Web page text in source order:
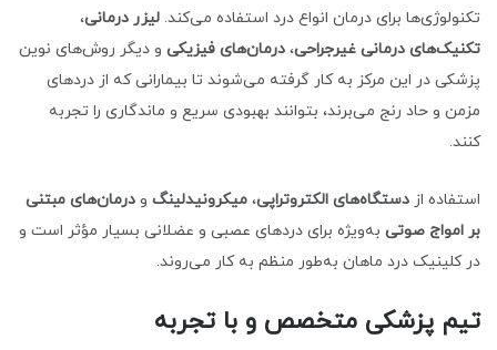
تکنولوژی‌ها برای درمان انواع درد استفاده می‌کند. لیزر درمانی،
تکنیک‌های درمانی غیرجراحی، درمان‌های فیزیکی و دیگر روش‌های نوین
پزشکی در این مرکز به کار گرفته می‌شوند تا بیمارانی که از دردهای
مزمن و حاد رنج می‌برند، بتوانند بهبودی سریع و ماندگاری را تجربه
کنند.
استفاده از دستگاه‌های الکتروتراپی، میکرونیدلینگ و درمان‌های مبتنی
بر امواج صوتی به‌ویژه برای دردهای عصبی و عضلانی بسیار مؤثر است و
در کلینیک درد ماهان به‌طور منظم به کار می‌روند.
تیم پزشکی متخصص و با تجربه